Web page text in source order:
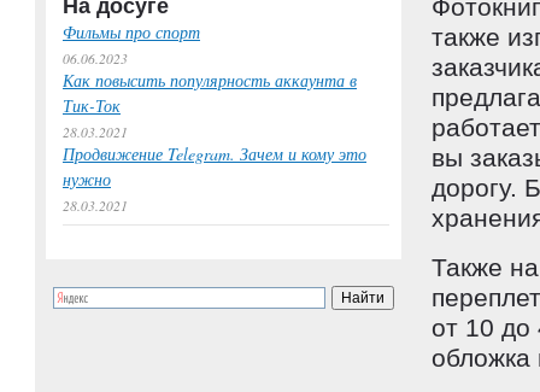
также
вы
дорогу.
Также
от 10 до
обложка
На досуге
Фильмы про спорт
06.06.2023
Как повысить популярность аккаунта в
Тик-Ток
28.03.2021
Продвижение Telegram. Зачем и кому это
нужно
28.03.2021